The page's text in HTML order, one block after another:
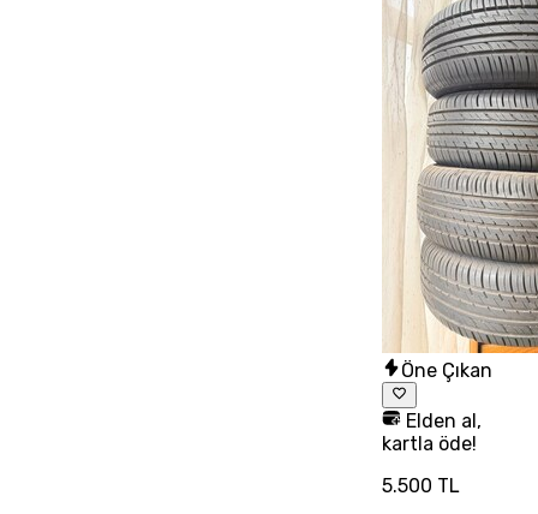
Öne Çıkan
Elden al,
kartla öde!
5.500 TL